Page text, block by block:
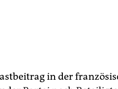
in der